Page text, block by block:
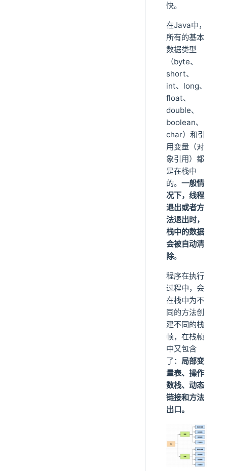
快。
在Java中，
所有的基本
数据类型
（byte、
short、
int、long、
float、
double、
boolean、
char）和引
用变量（对
象引用）都
是在栈中
的。 一般情
况下，线程
退出或者方
法退出时，
栈中的数据
会被自动清
除。
程序在执行
过程中，会
在栈中为不
同的方法创
建不同的栈
帧，在栈帧
中又包含
了： 局部变
量表、操作
数栈、动态
链接和方法
出口。